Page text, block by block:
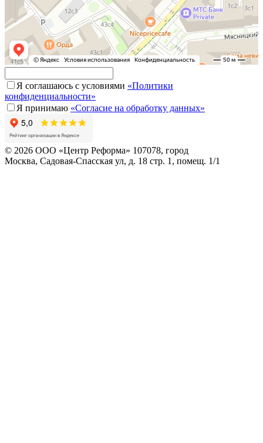
Я соглашаюсь с условиями «Политики
конфиденциальности»
Я принимаю «Согласие на обработку данных»
© 2026 ООО «Центр Реформа» 107078, город
Москва, Садовая-Спасская ул, д. 18 стр. 1, помещ. 1/1